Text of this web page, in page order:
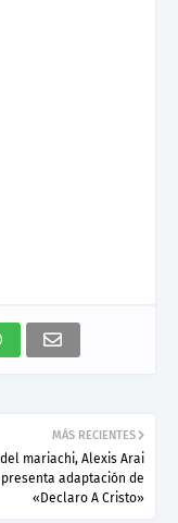
MÁS RECIENTES
mariachi, Alexis Arai
presenta adaptación de
«Declaro A Cristo»